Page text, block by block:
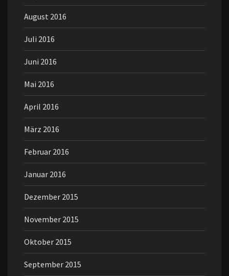
August 2016
Juli 2016
Juni 2016
Mai 2016
April 2016
März 2016
Februar 2016
Januar 2016
Dezember 2015
November 2015
Oktober 2015
September 2015